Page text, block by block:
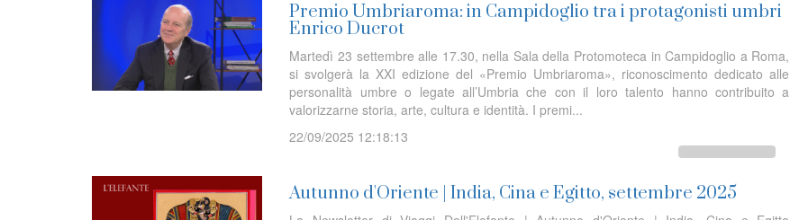
Premio Umbriaroma: in Campidoglio tra i protagonisti umbri
Enrico Ducrot
Martedì 23 settembre alle 17.30, nella Sala della Protomoteca in Campidoglio a Roma,
si svolgerà la XXI edizione del «Premio Umbriaroma», riconoscimento dedicato alle
personalità umbre o legate all’Umbria che con il loro talento hanno contribuito a
valorizzarne storia, arte, cultura e identità. I premi...
22/09/2025 12:18:13
Autunno d'Oriente | India, Cina e Egitto, settembre 2025